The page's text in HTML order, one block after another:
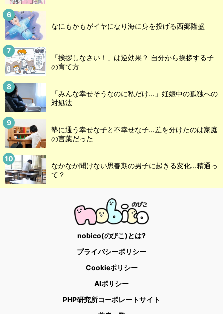
なにもかもがイヤになり海に身を投げる西郷隆盛
「挨拶しなさい！」は逆効果？ 自分から挨拶する子
の育て方
「みんな幸せそうなのに私だけ…」妊娠中の孤独への
対処法
塾に通う幸せな子と不幸せな子…差を分けたのは家庭
の言葉だった
なかなか聞けない思春期の男子に起きる変化…精通っ
て？
nobico(のびこ)とは?
プライバシーポリシー
Cookieポリシー
AIポリシー
PHP研究所コーポレートサイト